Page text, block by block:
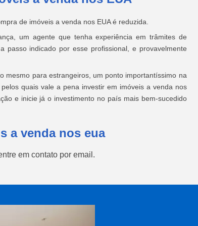
de imóveis a venda nos EUA é reduzida.
um agente que tenha experiência em trâmites de
indicado por esse profissional, e provavelmente
mesmo para estrangeiros, um ponto importantíssimo na
quais vale a pena investir em imóveis a venda nos
e inicie já o investimento no país mais bem-sucedido
a venda nos eua
em contato por email.